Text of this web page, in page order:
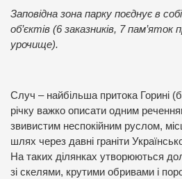
Заповідна зона парку поєднує в
об’єктів (6 заказників, 7 пам’яток
урочище).
Случ – найбільша притока Горині
річку важко описати одним
звивистим неспокійним руслом,
шлях через давні граніти
На таких ділянках утворюються
зі скелями, крутими обривами і